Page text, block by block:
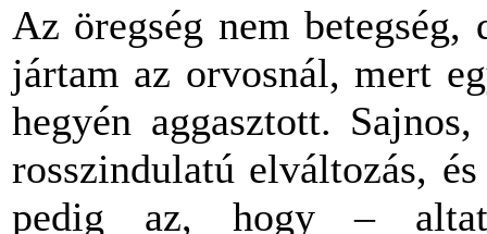
Az öregség nem
jártam az orvosnál, mert
hegyén aggasztott.
rosszindulatú elváltozás,
pedig az, hogy –